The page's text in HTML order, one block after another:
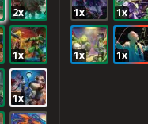
2x
1x
1x
1x 1x
1x 1x